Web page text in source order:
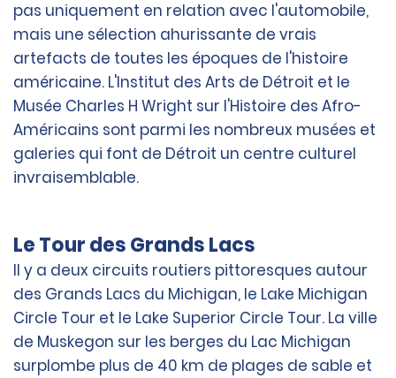
pas uniquement en relation avec l'automobile,
mais une sélection ahurissante de vrais
artefacts de toutes les époques de l'histoire
américaine. L'Institut des Arts de Détroit et le
Musée Charles H Wright sur l'Histoire des Afro-
Américains sont parmi les nombreux musées et
galeries qui font de Détroit un centre culturel
invraisemblable.
Le Tour des Grands Lacs
Il y a deux circuits routiers pittoresques autour
des Grands Lacs du Michigan, le Lake Michigan
Circle Tour et le Lake Superior Circle Tour. La ville
de Muskegon sur les berges du Lac Michigan
surplombe plus de 40 km de plages de sable et